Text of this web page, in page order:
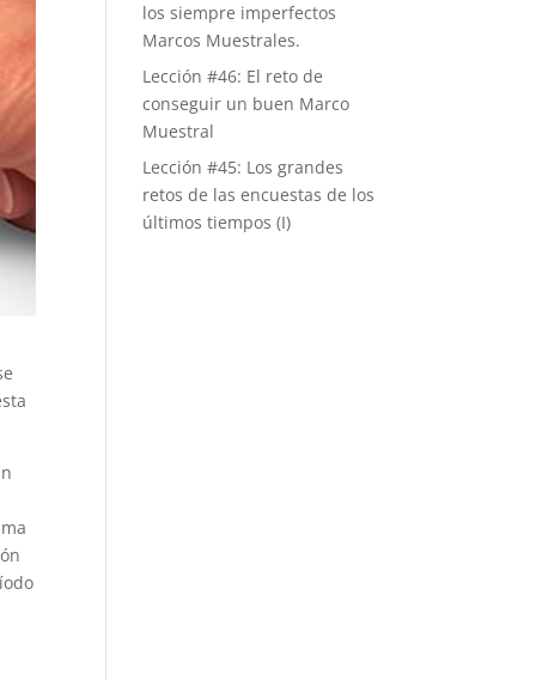
los siempre imperfectos
Marcos Muestrales.
Lección #46: El reto de
conseguir un buen Marco
Muestral
Lección #45: Los grandes
retos de las encuestas de los
últimos tiempos (I)